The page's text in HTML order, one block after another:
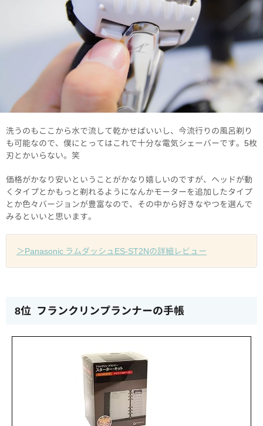
洗うのもここから水で流して乾かせばいいし、今流行りの風呂剃り
も可能なので、僕にとってはこれで十分な電気シェーバーです。5枚
刃とかいらない。笑
価格がかなり安いということがかなり嬉しいのですが、ヘッドが動
くタイプとかもっと剃れるようになんかモーターを追加したタイプ
とか色々バージョンが豊富なので、その中から好きなやつを選んで
みるといいと思います。
＞Panasonic ラムダッシュES-ST2Nの詳細レビュー
8位 フランクリンプランナーの手帳